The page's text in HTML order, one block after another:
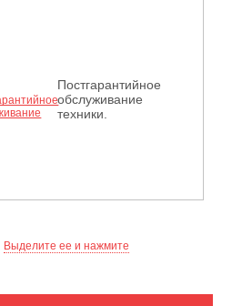
Постгарантийное
обслуживание
техники.
Выделите ее и нажмите